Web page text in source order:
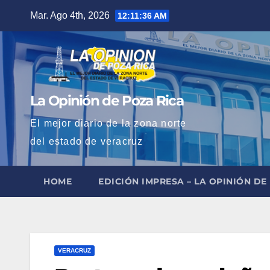
contenido
Mar. Ago 4th, 2026 12:11:38 AM
La Opinión de Poza Rica
El mejor diario de la zona norte
del estado de veracruz
HOME EDICIÓN IMPRESA – LA OPINIÓN DE
VERACRUZ